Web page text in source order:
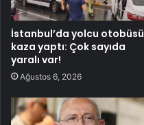
İstanbul’da yolcu otobüsü
kaza yaptı: Çok sayıda
yaralı var!
Ağustos 6, 2026